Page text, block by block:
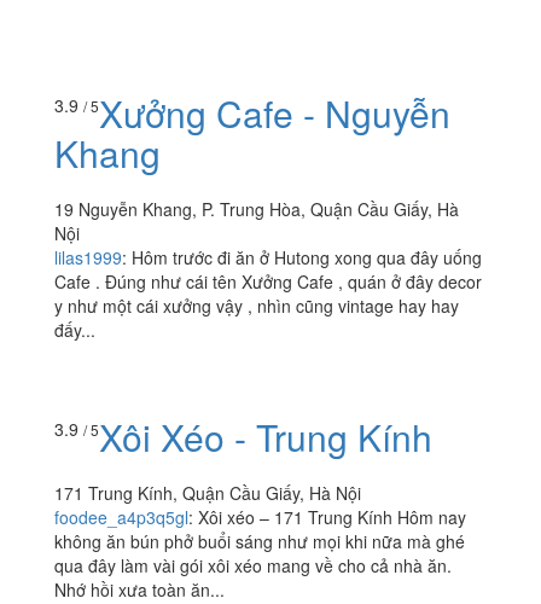
3.9 / 5Xưởng Cafe - Nguyễn
Khang
19 Nguyễn Khang, P. Trung Hòa, Quận Cầu Giấy, Hà
Nội
lilas1999: Hôm trước đi ăn ở Hutong xong qua đây uống
Cafe . Đúng như cái tên Xưởng Cafe , quán ở đây decor
y như một cái xưởng vậy , nhìn cũng vintage hay hay
đấy...
3.9 / 5Xôi Xéo - Trung Kính
171 Trung Kính, Quận Cầu Giấy, Hà Nội
foodee_a4p3q5gl: Xôi xéo – 171 Trung Kính Hôm nay
không ăn bún phở buổi sáng như mọi khi nữa mà ghé
qua đây làm vài gói xôi xéo mang về cho cả nhà ăn.
Nhớ hồi xưa toàn ăn...